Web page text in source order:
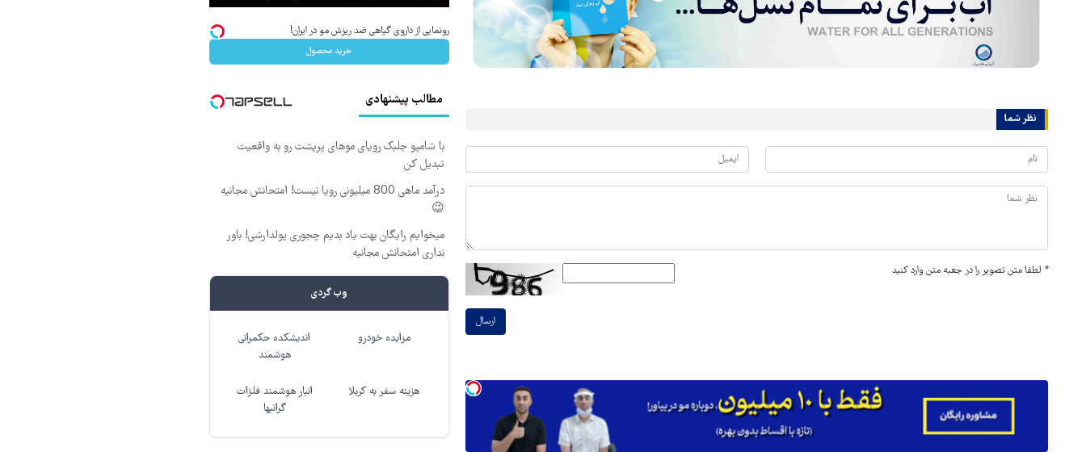
نظر شما
* لطفا متن تصویر را در جعبه متن وارد کنید
ارسال
رونمایی از داروی گیاهی ضد ریزش مو در ایران!
خرید محصول
مطالب پیشنهادی
با شامپو جلبک رویای موهای پرپشت رو به واقعیت
تبدیل کن
درآمد ماهی 800 میلیونی رویا نیست! امتحانش مجانیه
😉
میخوایم رایگان بهت یاد بدیم چجوری پولدارشی! باور
نداری امتحانش مجانیه
وب گردی
مزایده خودرو
اندیشکده حکمرانی
هوشمند
هزینه سفر به کربلا
انبار هوشمند فلزات
گرانبها